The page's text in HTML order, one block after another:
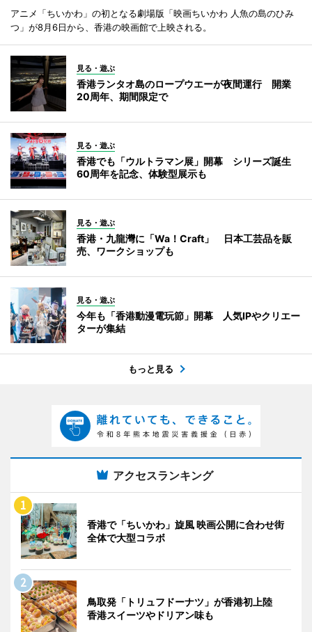
アニメ「ちいかわ」の初となる劇場版「映画ちいかわ 人魚の島のひみ
つ」が8月6日から、香港の映画館で上映される。
見る・遊ぶ
香港ランタオ島のロープウエーが夜間運行 開業
20周年、期間限定で
見る・遊ぶ
香港でも「ウルトラマン展」開幕 シリーズ誕生
60周年を記念、体験型展示も
見る・遊ぶ
香港・九龍灣に「Wa！Craft」 日本工芸品を販
売、ワークショップも
見る・遊ぶ
今年も「香港動漫電玩節」開幕 人気IPやクリエー
ターが集結
もっと見る
アクセスランキング
香港で「ちいかわ」旋風 映画公開に合わせ街
全体で大型コラボ
鳥取発「トリュフドーナツ」が香港初上陸
香港スイーツやドリアン味も